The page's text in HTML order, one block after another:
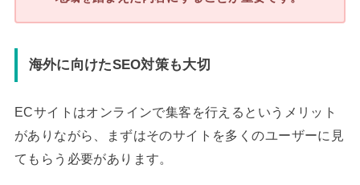
海外に向けたSEO対策も大切
ECサイトはオンラインで集客を行えるというメリット
がありながら、まずはそのサイトを多くのユーザーに見
てもらう必要があります。